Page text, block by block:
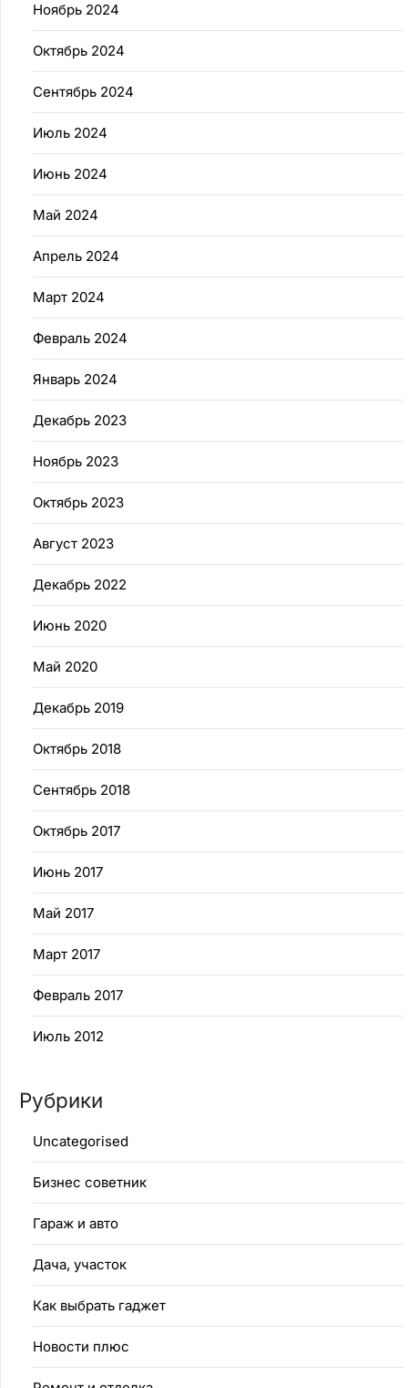
Ноябрь 2024
Октябрь 2024
Сентябрь 2024
Июль 2024
Июнь 2024
Май 2024
Апрель 2024
Март 2024
Февраль 2024
Январь 2024
Декабрь 2023
Ноябрь 2023
Октябрь 2023
Август 2023
Декабрь 2022
Июнь 2020
Май 2020
Декабрь 2019
Октябрь 2018
Сентябрь 2018
Октябрь 2017
Июнь 2017
Май 2017
Март 2017
Февраль 2017
Июль 2012
Рубрики
Uncategorised
Бизнес советник
Гараж и авто
Дача, участок
Как выбрать гаджет
Новости плюс